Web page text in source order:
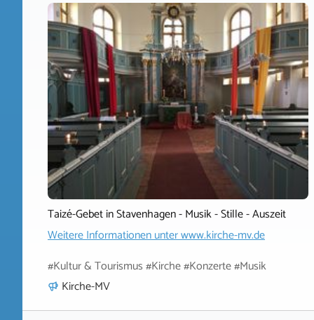
Taizé-Gebet in Stavenhagen - Musik - Stille - Auszeit
Weitere Informationen unterwww.kirche-mv.de
#Kultur & Tourismus #Kirche #Konzerte #Musik
Kirche-MV